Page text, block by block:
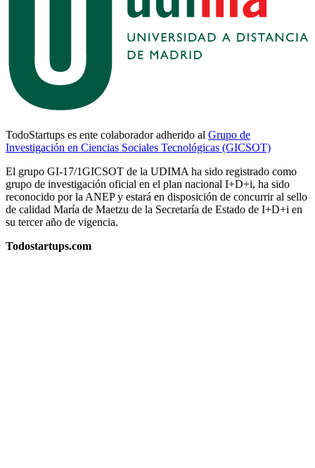
TodoStartups es ente colaborador adherido al Grupo de
Investigación en Ciencias Sociales Tecnológicas (GICSOT)
El grupo GI-17/1GICSOT de la UDIMA ha sido registrado como
grupo de investigación oficial en el plan nacional I+D+i, ha sido
reconocido por la ANEP y estará en disposición de concurrir al sello
de calidad María de Maetzu de la Secretaría de Estado de I+D+i en
su tercer año de vigencia.
Todostartups.com